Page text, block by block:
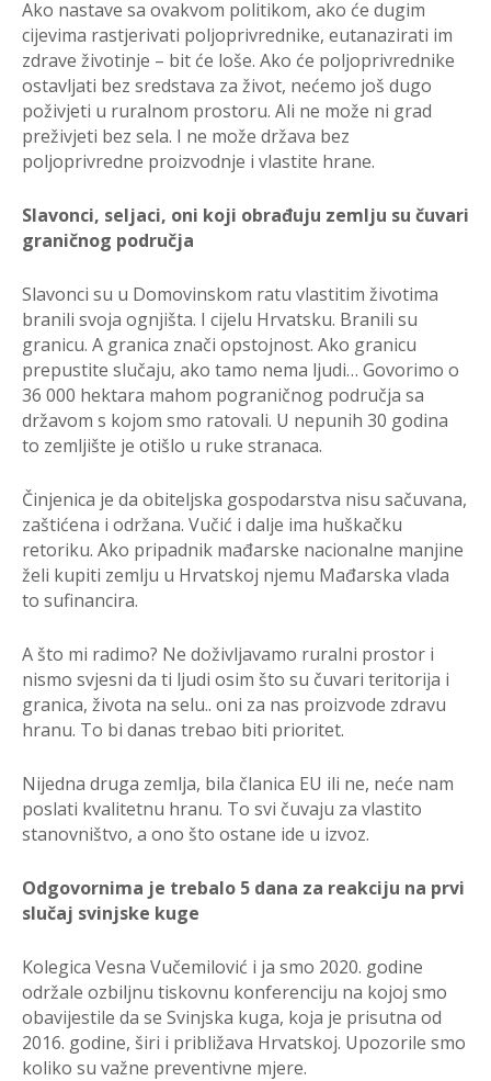
Ako nastave sa ovakvom politikom, ako će dugim
cijevima rastjerivati poljoprivrednike, eutanazirati im
zdrave životinje – bit će loše. Ako će poljoprivrednike
ostavljati bez sredstava za život, nećemo još dugo
poživjeti u ruralnom prostoru. Ali ne može ni grad
preživjeti bez sela. I ne može država bez
poljoprivredne proizvodnje i vlastite hrane.
Slavonci, seljaci, oni koji obrađuju zemlju su čuvari
graničnog područja
Slavonci su u Domovinskom ratu vlastitim životima
branili svoja ognjišta. I cijelu Hrvatsku. Branili su
granicu. A granica znači opstojnost. Ako granicu
prepustite slučaju, ako tamo nema ljudi… Govorimo o
36 000 hektara mahom pograničnog područja sa
državom s kojom smo ratovali. U nepunih 30 godina
to zemljište je otišlo u ruke stranaca.
Činjenica je da obiteljska gospodarstva nisu sačuvana,
zaštićena i održana. Vučić i dalje ima huškačku
retoriku. Ako pripadnik mađarske nacionalne manjine
želi kupiti zemlju u Hrvatskoj njemu Mađarska vlada
to sufinancira.
A što mi radimo? Ne doživljavamo ruralni prostor i
nismo svjesni da ti ljudi osim što su čuvari teritorija i
granica, života na selu.. oni za nas proizvode zdravu
hranu. To bi danas trebao biti prioritet.
Nijedna druga zemlja, bila članica EU ili ne, neće nam
poslati kvalitetnu hranu. To svi čuvaju za vlastito
stanovništvo, a ono što ostane ide u izvoz.
Odgovornima je trebalo 5 dana za reakciju na prvi
slučaj svinjske kuge
Kolegica Vesna Vučemilović i ja smo 2020. godine
održale ozbiljnu tiskovnu konferenciju na kojoj smo
obavijestile da se Svinjska kuga, koja je prisutna od
2016. godine, širi i približava Hrvatskoj. Upozorile smo
koliko su važne preventivne mjere.